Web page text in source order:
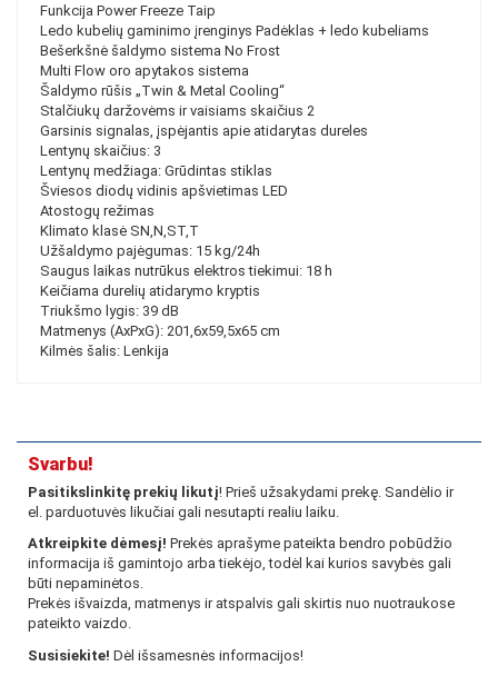
Funkcija Power Freeze Taip
Ledo kubelių gaminimo įrenginys Padėklas + ledo kubeliams
Bešerkšnė šaldymo sistema No Frost
Multi Flow oro apytakos sistema
Šaldymo rūšis „Twin & Metal Cooling“
Stalčiukų daržovėms ir vaisiams skaičius 2
Garsinis signalas, įspėjantis apie atidarytas dureles
Lentynų skaičius: 3
Lentynų medžiaga: Grūdintas stiklas
Šviesos diodų vidinis apšvietimas LED
Atostogų režimas
Klimato klasė SN,N,ST,T
Užšaldymo pajėgumas: 15 kg/24h
Saugus laikas nutrūkus elektros tiekimui: 18 h
Keičiama durelių atidarymo kryptis
Triukšmo lygis: 39 dB
Matmenys (AxPxG): 201,6x59,5x65 cm
Kilmės šalis: Lenkija
Svarbu!
Pasitikslinkitę prekių likutį! Prieš užsakydami prekę. Sandėlio ir
el. parduotuvės likučiai gali nesutapti realiu laiku.
Atkreipkite dėmesį! Prekės aprašyme pateikta bendro pobūdžio
informacija iš gamintojo arba tiekėjo, todėl kai kurios savybės gali
būti nepaminėtos.
Prekės išvaizda, matmenys ir atspalvis gali skirtis nuo nuotraukose
pateikto vaizdo.
Susisiekite! Dėl išsamesnės informacijos!